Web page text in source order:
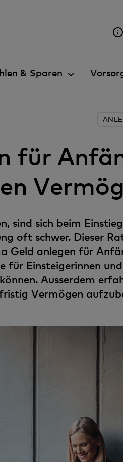
& Sparen
für
sind sich beim
oft schwer. Dieser
Geld anlegen für
für Einsteigerinnen
Ausserdem
Vermögen